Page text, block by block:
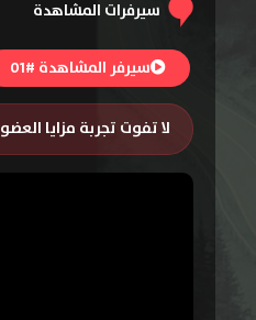
سيرفرات المشاهدة
سيرفر المشاهدة #01
لا تفوت تجربة مزايا